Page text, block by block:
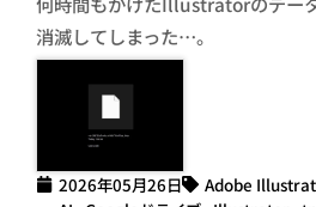
消滅してしまった…。
2026年05月26日
Adobe